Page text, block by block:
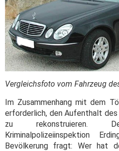
Vergleichsfoto vom Fahrzeug
Im Zusammenhang mit dem
erforderlich, den Aufenthalt
zu rekonstruieren.
Kriminalpolizeiinspektion
Bevölkerung fragt: Wer hat